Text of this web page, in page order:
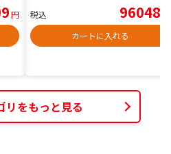
円
税込 96048
カートに入れる
リをもっと見る